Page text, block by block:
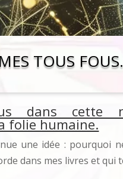
TOUS
dans cette
folie humaine.
une idée :
dans mes livres et